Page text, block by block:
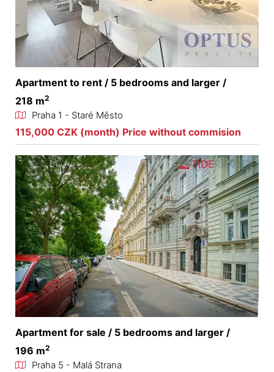
Apartment to rent / 5 bedrooms and larger /
218 m2
Praha 1 - Staré Město
115,000 CZK (month) Price without commision
Apartment for sale / 5 bedrooms and larger /
196 m2
Praha 5 - Malá Strana